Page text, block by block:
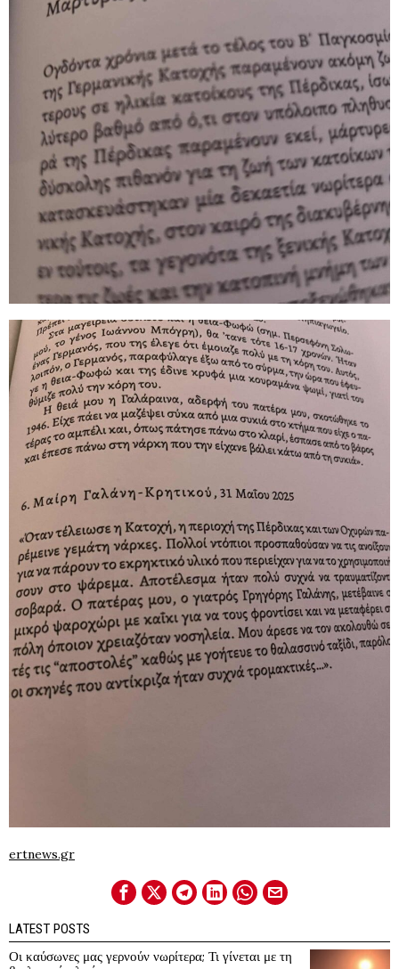
ertnews.gr
LATEST POSTS
Οι καύσωνες μας γερνούν νωρίτερα; Τι γίνεται με τη